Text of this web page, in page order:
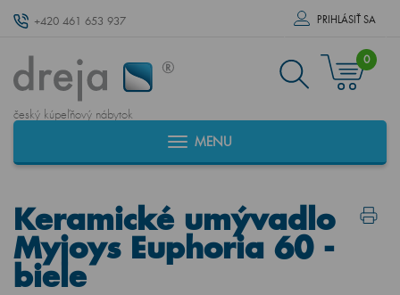
+420 461 653 937 PRIHLÁSIŤ SA
český kúpeľňový nábytok
0
MENU
Keramické umývadlo
Myjoys Euphoria 60 -
biele